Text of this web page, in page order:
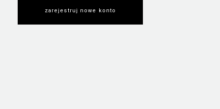
zarejestruj nowe konto